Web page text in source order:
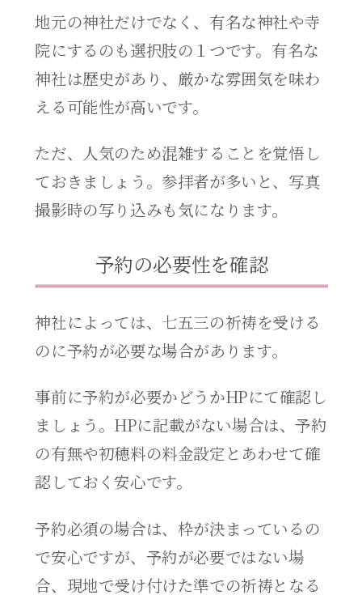
地元の神社だけでなく、有名な神社や寺
院にするのも選択肢の１つです。有名な
神社は歴史があり、厳かな雰囲気を味わ
える可能性が高いです。
ただ、人気のため混雑することを覚悟し
ておきましょう。参拝者が多いと、写真
撮影時の写り込みも気になります。
予約の必要性を確認
神社によっては、七五三の祈祷を受ける
のに予約が必要な場合があります。
事前に予約が必要かどうかHPにて確認し
ましょう。HPに記載がない場合は、予約
の有無や初穂料の料金設定とあわせて確
認しておく安心です。
予約必須の場合は、枠が決まっているの
で安心ですが、予約が必要ではない場
合、現地で受け付けた準での祈祷となる